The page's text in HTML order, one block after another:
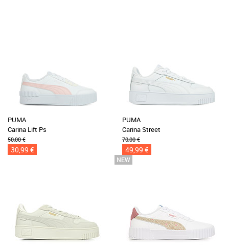
PUMA
Carina Lift Ps
50,00 €
30,99 €
PUMA
Carina Street
70,00 €
49,99 €